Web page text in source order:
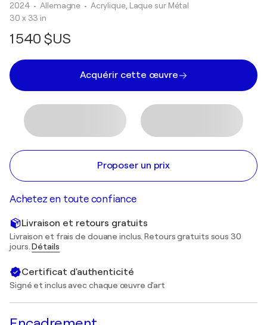
2024 • Allemagne • Acrylique, Laque sur Métal
30 x 33 in
1 540 $US
Acquérir cette œuvre
Proposer un prix
Achetez en toute confiance
Livraison et retours gratuits
Livraison et frais de douane inclus. Retours gratuits sous 30
jours.Détails
Certificat d'authenticité
Signé et inclus avec chaque œuvre d'art